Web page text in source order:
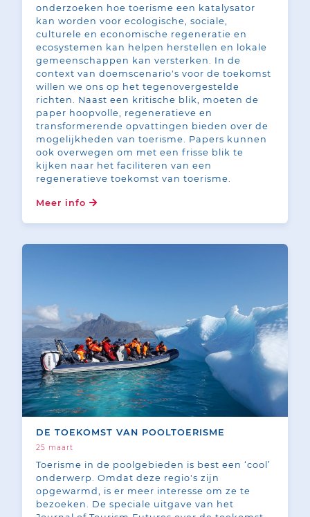
onderzoeken hoe toerisme een katalysator
kan worden voor ecologische, sociale,
culturele en economische regeneratie en
ecosystemen kan helpen herstellen en lokale
gemeenschappen kan versterken. In de
context van doemscenario's voor de toekomst
willen we ons op het tegenovergestelde
richten. Naast een kritische blik, moeten de
paper hoopvolle, regeneratieve en
transformerende opvattingen bieden over de
mogelijkheden van toerisme. Papers kunnen
ook overwegen om met een frisse blik te
kijken naar het faciliteren van een
regeneratieve toekomst van toerisme.
Meer info
DE TOEKOMST VAN POOLTOERISME
25 maart
Toerisme in de poolgebieden is best een ‘cool’
onderwerp. Omdat deze regio's zijn
opgewarmd, is er meer interesse om ze te
bezoeken. De speciale uitgave van het